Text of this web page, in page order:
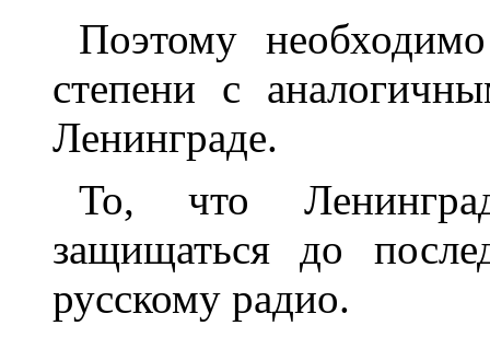
Поэтому
степени с
Ленинграде.
То, что
защищаться до
русскому радио.